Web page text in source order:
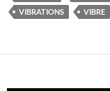
VIBRATIONS
VIBRE